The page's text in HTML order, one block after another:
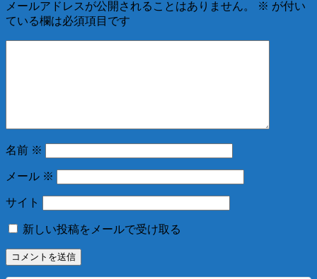
メールアドレスが公開されることはありません。 ※ が付い
ている欄は必須項目です
名前 ※
メール ※
サイト
新しい投稿をメールで受け取る